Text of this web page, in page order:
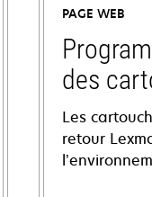
PAGE WEB
des
Les
retour